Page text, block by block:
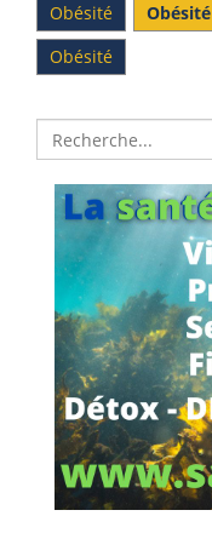
Obésité
Obésité
Obésité